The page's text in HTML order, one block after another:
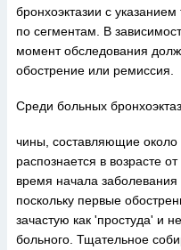
бронхоэктазии с
по сегментам. В
момент обследования
обострение или ремиссия.
Среди больных
чины, составляющие
распознается в возрасте
время начала заболевания
поскольку первые
зачастую как 'простуда' и
больного. Тщательное